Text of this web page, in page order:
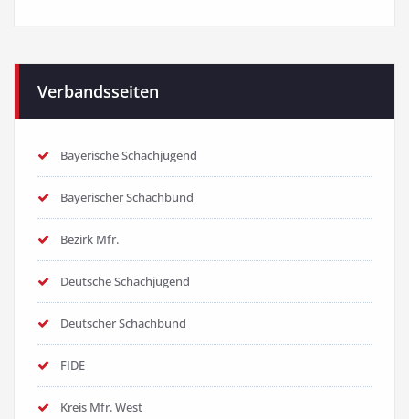
Verbandsseiten
Bayerische Schachjugend
Bayerischer Schachbund
Bezirk Mfr.
Deutsche Schachjugend
Deutscher Schachbund
FIDE
Kreis Mfr. West